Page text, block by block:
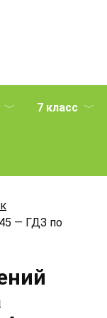
7 класс
— ГДЗ по